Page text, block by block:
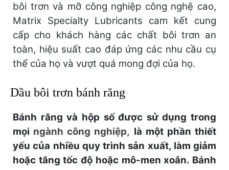
bôi trơn và mỡ công nghiệp công nghệ cao,
Matrix Specialty Lubricants cam kết cung
cấp cho khách hàng các chất bôi trơn an
toàn, hiệu suất cao đáp ứng các nhu cầu cụ
thể của họ và vượt quá mong đợi của họ.
Dầu bôi trơn bánh răng
Bánh răng và hộp số được sử dụng trong
mọi ngành công nghiệp, là một phần thiết
yếu của nhiều quy trình sản xuất, làm giảm
hoặc tăng tốc độ hoặc mô-men xoắn. ​​Bánh